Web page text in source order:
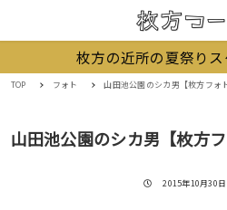
枚方の近所の夏祭り
TOP フォト 山田池公園のシカ男【枚方フォト
山田池公園のシカ男【枚方フ
投稿日
2015年10月30日